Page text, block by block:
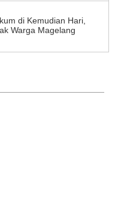
di Kemudian Hari,
Warga Magelang